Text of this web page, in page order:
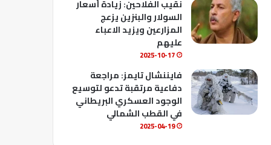
نقيب الفلاحين: زيادة أسعار
السولار والبنزين يزعج
المزارعين ويزيد الاعباء
عليهم
2025-10-17
فايننشال تايمز: مراجعة
دفاعية مرتقبة تدعو لتوسيع
الوجود العسكري البريطاني
في القطب الشمالي
2025-04-19